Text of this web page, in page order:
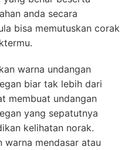
anda secara
bisa memutuskan corak
warna undangan
biar tak lebih dari
membuat undangan
yang sepatutnya
kelihatan norak.
warna mendasar atau